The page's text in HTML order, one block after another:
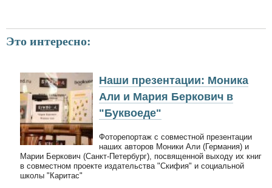
Это интересно:
Наши презентации: Моника
Али и Мария Беркович в
"Буквоеде"
Фоторепортаж с совместной презентации
наших авторов Моники Али (Германия) и
Марии Беркович (Санкт-Петербург), посвященной выходу их книг
в совместном проекте издательства "Скифия" и социальной
школы "Каритас"